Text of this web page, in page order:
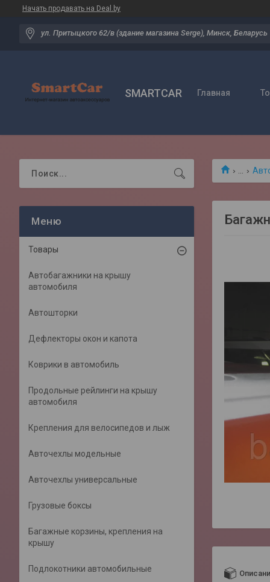
Начать продавать на Deal.by
ул. Притыцкого 62/в (здание магазина Serge), Минск, Беларусь
SMARTCAR Главная
Товары
Автобагажники на крышу
автомобиля
Автошторки
Дефлекторы окон и капота
Коврики в автомобиль
Продольные рейлинги на крышу
автомобиля
Крепления для велосипедов и лыж
Авточехлы модельные
Авточехлы универсальные
Грузовые боксы
Багажные корзины, крепления на
крышу
Подлокотники автомобильные